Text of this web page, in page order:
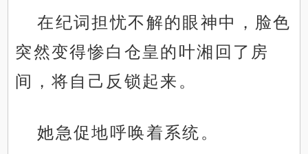
在纪词担忧不解的眼神中，脸色
突然变得惨白仓皇的叶湘回了房
间，将自己反锁起来。
她急促地呼唤着系统。